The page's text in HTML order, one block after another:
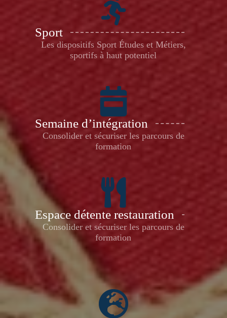
Sport
Les dispositifs Sport Études et Métiers,
sportifs à haut potentiel
Semaine d’intégration
Consolider et sécuriser les parcours de
formation
Espace détente restauration
Consolider et sécuriser les parcours de
formation